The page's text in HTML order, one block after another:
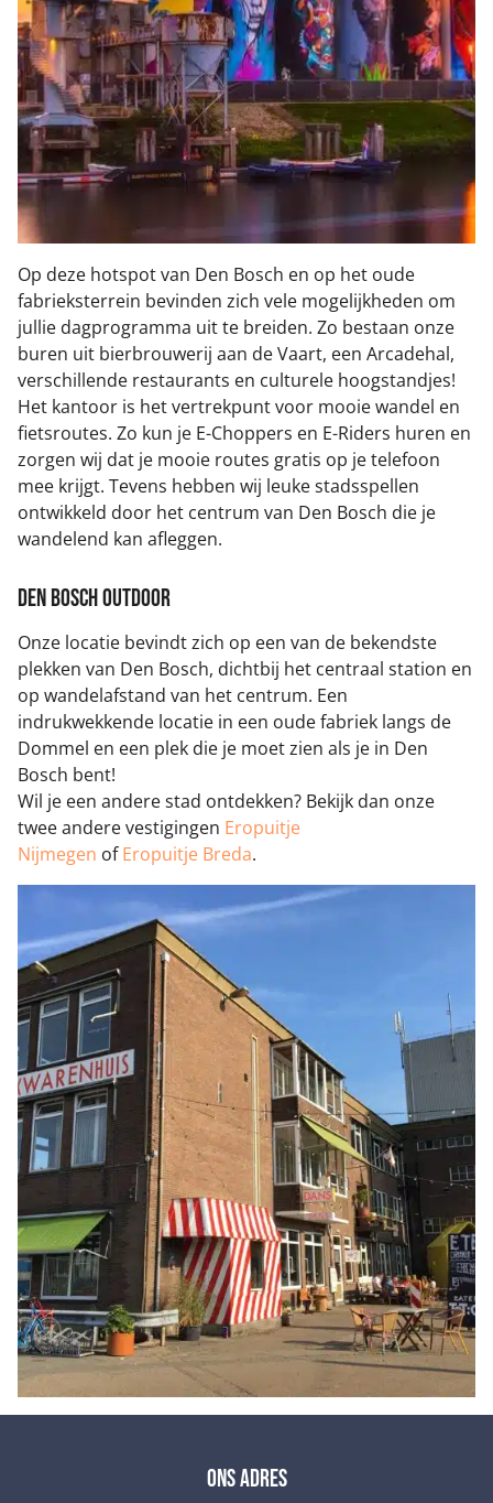
Op deze hotspot van Den Bosch en op het oude
fabrieksterrein bevinden zich vele mogelijkheden om
jullie dagprogramma uit te breiden. Zo bestaan onze
buren uit bierbrouwerij aan de Vaart, een Arcadehal,
verschillende restaurants en culturele hoogstandjes!
Het kantoor is het vertrekpunt voor mooie wandel en
fietsroutes. Zo kun je E-Choppers en E-Riders huren en
zorgen wij dat je mooie routes gratis op je telefoon
mee krijgt. Tevens hebben wij leuke stadsspellen
ontwikkeld door het centrum van Den Bosch die je
wandelend kan afleggen.
Den Bosch outdoor
Onze locatie bevindt zich op een van de bekendste
plekken van Den Bosch, dichtbij het centraal station en
op wandelafstand van het centrum. Een
indrukwekkende locatie in een oude fabriek langs de
Dommel en een plek die je moet zien als je in Den
Bosch bent!
Wil je een andere stad ontdekken? Bekijk dan onze
twee andere vestigingen Eropuitje
Nijmegen ofEropuitje Breda.
Ons adres